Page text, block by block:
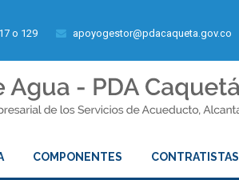
o 129 apoyogestor@pdacaqueta.gov.co
COMPONENTES CONTRATISTAS